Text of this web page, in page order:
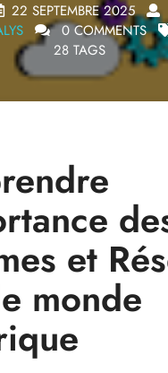
22 SEPTEMBRE 2025
0 COMMENTS
28 TAGS
et
monde